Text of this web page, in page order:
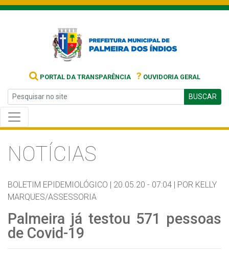
PORTAL DA TRANSPARÊNCIA ? OUVIDORIA GERAL
BUSCAR
NOTÍCIAS
BOLETIM EPIDEMIOLÓGICO | 20.05.20 - 07:04 | POR KELLY
MARQUES/ASSESSORIA
Palmeira já testou 571 pessoas
de Covid-19